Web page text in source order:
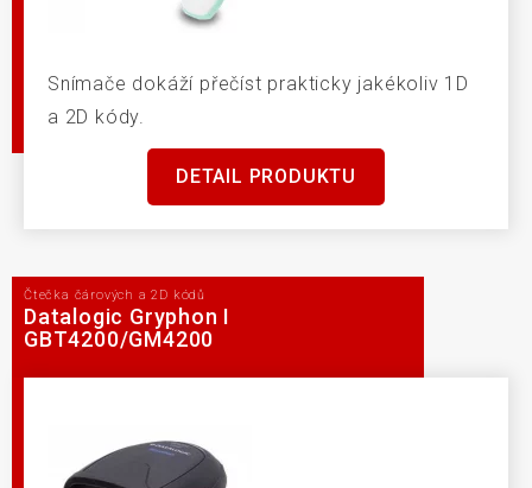
Snímače dokáží přečíst prakticky jakékoliv 1D
a 2D kódy.
DETAIL PRODUKTU
Čtečka čárových a 2D kódů
Datalogic Gryphon I
GBT4200/GM4200